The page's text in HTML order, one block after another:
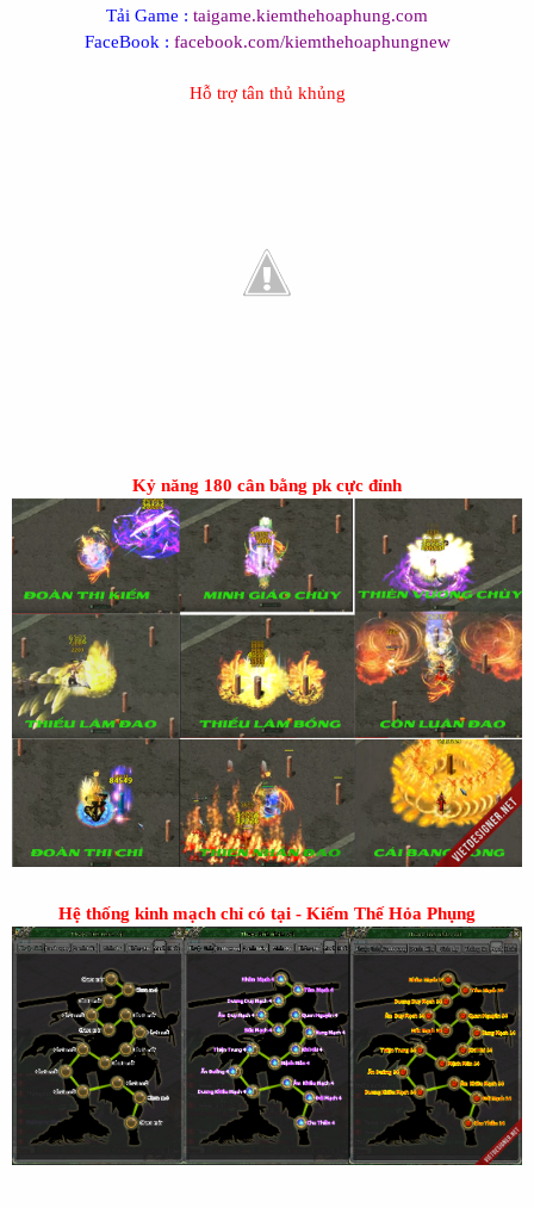
Tải Game : taigame.kiemthehoaphung.com
FaceBook : facebook.com/kiemthehoaphungnew
Hỗ trợ tân thủ khủng
Kỷ năng 180 cân bằng pk cực đỉnh
Hệ thống kinh mạch chỉ có tại - Kiếm Thế Hỏa Phụng